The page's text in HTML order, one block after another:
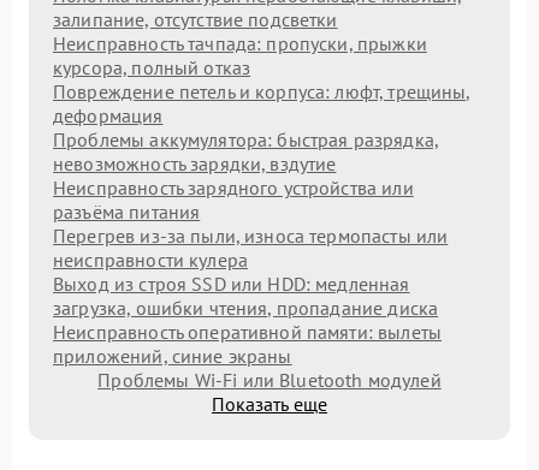
залипание, отсутствие подсветки
Неисправность тачпада: пропуски, прыжки
курсора, полный отказ
Повреждение петель и корпуса: люфт, трещины,
деформация
Проблемы аккумулятора: быстрая разрядка,
невозможность зарядки, вздутие
Неисправность зарядного устройства или
разъёма питания
Перегрев из‑за пыли, износа термопасты или
неисправности кулера
Выход из строя SSD или HDD: медленная
загрузка, ошибки чтения, пропадание диска
Неисправность оперативной памяти: вылеты
приложений, синие экраны
Проблемы Wi‑Fi или Bluetooth модулей
Показать еще